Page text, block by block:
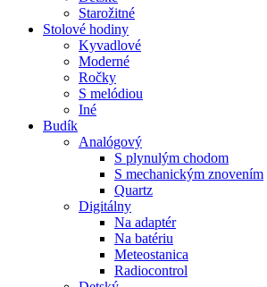
Starožitné
Stolové hodiny
Kyvadlové
Moderné
Ročky
S melódiou
Iné
Budík
Analógový
S plynulým chodom
S mechanickým znovením
Quartz
Digitálny
Na adaptér
Na batériu
Meteostanica
Radiocontrol